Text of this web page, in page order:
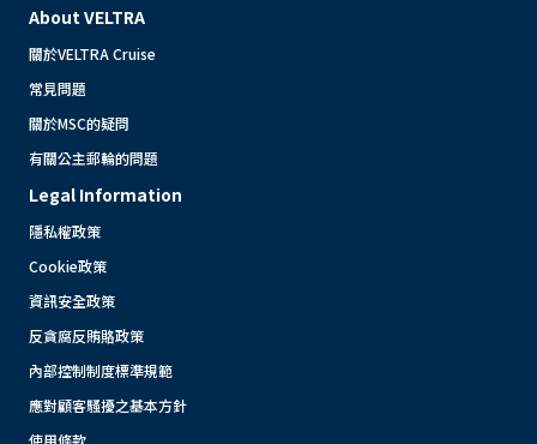
About VELTRA
關於VELTRA Cruise
常見問題
關於MSC的疑問
有關公主郵輪的問題
Legal Information
隱私權政策
Cookie政策
資訊安全政策
反貪腐反賄賂政策
內部控制制度標準規範
應對顧客騷擾之基本方針
使用條款